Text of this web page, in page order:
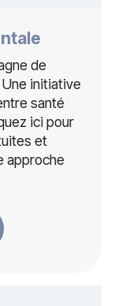
de
initiative
santé
ici pour
et
approche